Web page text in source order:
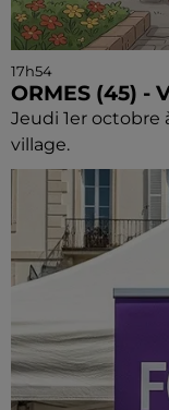
17h54
ORMES (45) -
Jeudi 1er octobre
village.